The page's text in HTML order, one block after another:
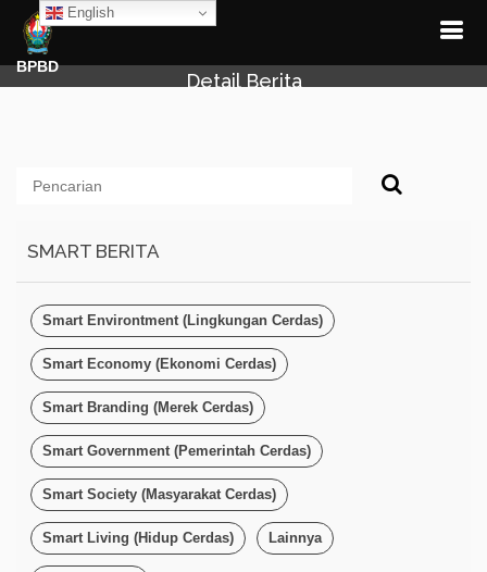
English
BPBD
Detail Berita
SMART BERITA
Smart Environtment (Lingkungan Cerdas)
Smart Economy (Ekonomi Cerdas)
Smart Branding (Merek Cerdas)
Smart Government (Pemerintah Cerdas)
Smart Society (Masyarakat Cerdas)
Smart Living (Hidup Cerdas) Lainnya